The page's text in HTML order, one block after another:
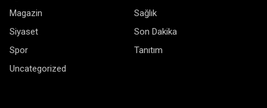
Magazin
Sağlık
Siyaset
Son Dakika
Spor
Tanıtım
Uncategorized